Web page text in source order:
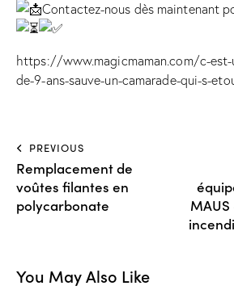
Contactez-nous dès maintenant
https://www.magicmaman.com/c-est-
de-9-ans-sauve-un-camarade-qui-s-
PREVIOUS
Remplacement de
voûtes filantes en
polycarbonate
You May Also Like